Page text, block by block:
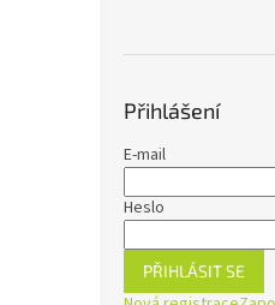
Přihlášení
E-mail
Heslo
PŘIHLÁSIT SE